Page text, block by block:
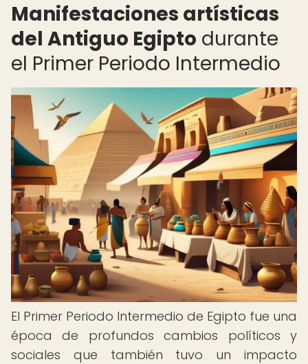
Manifestaciones artísticas
del Antiguo Egipto durante
el Primer Periodo Intermedio
El Primer Periodo Intermedio de Egipto fue una
época de profundos cambios políticos y
sociales que también tuvo un impacto